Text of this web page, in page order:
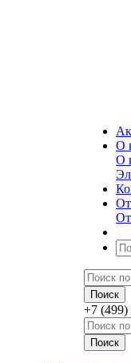
О
О
+7 (499)